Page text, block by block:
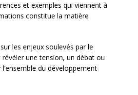
et exemples qui viennent à
constitue la matière
les enjeux soulevés par le
une tension, un débat ou
du développement